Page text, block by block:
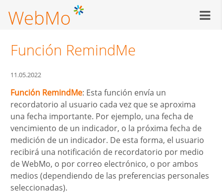
Función RemindMe
11.05.2022
Función RemindMe: Esta función envía un
recordatorio al usuario cada vez que se aproxima
una fecha importante. Por ejemplo, una fecha de
vencimiento de un indicador, o la próxima fecha de
medición de un indicador. De esta forma, el usuario
recibirá una notificación de recordatorio por medio
de WebMo, o por correo electrónico, o por ambos
medios (dependiendo de las preferencias personales
seleccionadas).